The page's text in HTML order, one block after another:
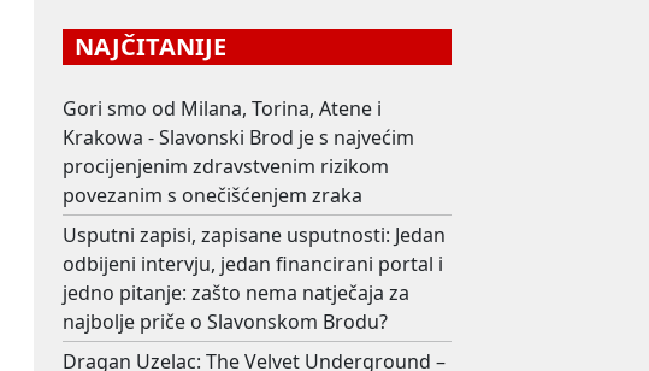
NAJČITANIJE
Gori smo od Milana, Torina, Atene i
Krakowa - Slavonski Brod je s najvećim
procijenjenim zdravstvenim rizikom
povezanim s onečišćenjem zraka
Usputni zapisi, zapisane usputnosti: Jedan
odbijeni intervju, jedan financirani portal i
jedno pitanje: zašto nema natječaja za
najbolje priče o Slavonskom Brodu?
Dragan Uzelac: The Velvet Underground –